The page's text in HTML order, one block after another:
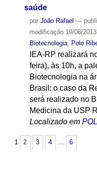
saúde
por João Rafael —
modificação19/08/
Biotecnologia, Polo
IEA-RP realizará
feira), às 10h, a
Biotecnologia na
Brasil: o caso da
será realizado no
Medicina da USP
Localizado em
1 2 3 4 … 6